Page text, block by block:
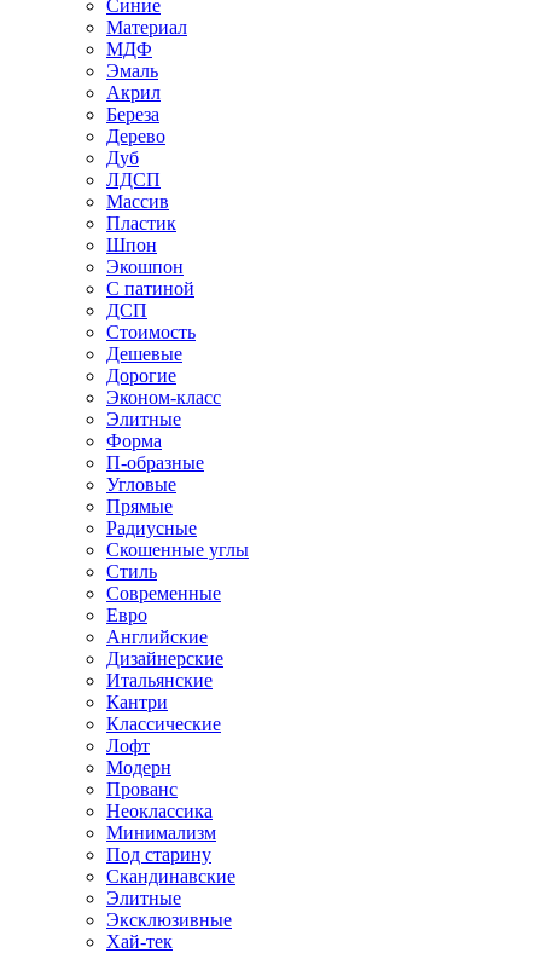
Синие
Материал
МДФ
Эмаль
Акрил
Береза
Дерево
Дуб
ЛДСП
Массив
Пластик
Шпон
Экошпон
С патиной
ДСП
Стоимость
Дешевые
Дорогие
Эконом-класс
Элитные
Форма
П-образные
Угловые
Прямые
Радиусные
Скошенные углы
Стиль
Современные
Евро
Английские
Дизайнерские
Итальянские
Кантри
Классические
Лофт
Модерн
Прованс
Неоклассика
Минимализм
Под старину
Скандинавские
Элитные
Эксклюзивные
Хай-тек